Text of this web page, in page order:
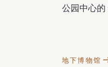
公园中心的
地下博物馆